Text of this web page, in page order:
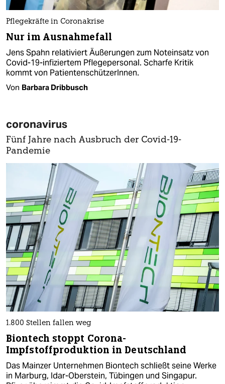
Pflegekräfte in Coronakrise
Nur im Ausnahmefall
Jens Spahn relativiert Äußerungen zum Noteinsatz von
Covid-19-infiziertem Pflegepersonal. Scharfe Kritik
kommt von PatientenschützerInnen.
Von Barbara Dribbusch
coronavirus
Fünf Jahre nach Ausbruch der Covid-19-
Pandemie
1.800 Stellen fallen weg
Biontech stoppt Corona-
Impfstoffproduktion in Deutschland
Das Mainzer Unternehmen Biontech schließt seine Werke
in Marburg, Idar-Oberstein, Tübingen und ‌Singapur.